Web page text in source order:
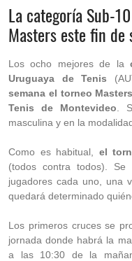
La categoría Sub-
Masters este fin de
Los ocho mejores de la
Uruguaya de Tenis
semana el torneo Masters
Tenis de Montevideo .
masculina y en la
Como es habitual, el
(todos contra todos). Se
jugadores cada uno, una
quedará determinado
Los primeros cruces se
jornada donde habrá la
a las 10:30 de la